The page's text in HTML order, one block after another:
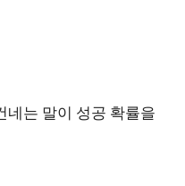
네는 말이 성공 확률을